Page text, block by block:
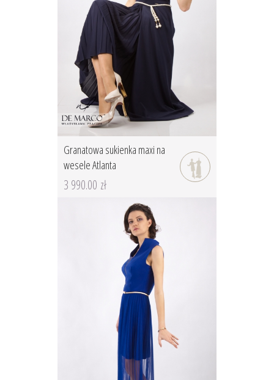
Granatowa sukienka maxi na
wesele Atlanta
3 990.00 zł